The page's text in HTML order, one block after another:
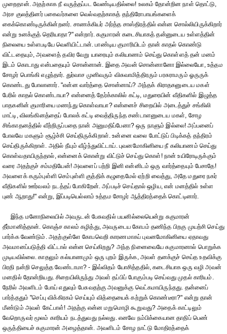
முறைதான். அதற்காக நீ வருத்தப்பட வேண்டியதில்லை! உலகம் தோன்றின நாள் தொட்டு,
அரச குலத்தினர் பகைவர்களை வெல்வதற்காகத் தந்திரோபாயங்களைக்
கைக்கொண்டிருக்கின்றனர். சாணக்கியர் அர்த்த சாஸ்திரத்தில் என்ன சொல்லியிருக்கிறார்
என்று உனக்குத் தெரியாதா?" என்றார். சுகுமாரன் கடைசியாகத் தன்னுடைய உள்ளத்தின்
நிலையை உள்ளபடியே வெளியிட்டான். பாண்டிய குமாரியிடம் தான் காதல் கொண்டு
விட்டதையும், அவளைத் தவிர வேறு யாரையும் கலியாணம் செய்து கொள்ளத் தன் மனம்
இடம் கொடாது என்பதையும் சொன்னான். இதை அவன் சொன்னானோ இல்லையோ, உத்தம
சோழர் பொங்கி எழுந்தார். துர்வாச முனிவரும் விசுவாமித்திரரும் பரசுராமரும் ஓருருக்
கொண்டது போலானார். "என்ன வார்த்தை சொன்னாய்? அந்தக் கிராதகனுடைய மகள்
பேரில் காதல் கொண்டாயா? என்னைத் தேர்க்காலில் கட்டி, மதுரையின் வீதிகளில் இழுத்த
பாதகனின் குமாரியை மணந்து கொள்வாயா? என்னைச் சிறையில் அடைத்துச் சங்கிலி
மாட்டி, விலங்கினத்தைப் போலக் கட்டி வைத்திருந்த சண்டாளனுடைய மகள், சோழ
சிங்காதனத்தில் வீற்றிருப்பதை நான் அனுமதிப்பேனா? ஒரு நாளும் இல்லை! அப்பனைப்
போலவே மகளும் சூழ்ச்சி செய்திருக்கிறாள். உன்னை வலை போட்டுப் பிடிக்கத் தந்திரம்
செய்திருக்கிறாள். அதில் நீயும் வீழ்ந்துவிட்டாய். புவனமோகினியை நீ கலியாணம் செய்து
கொள்வதாயிருந்தால், என்னைக் கொன்று விட்டுச் செய்து கொள்! நான் உயிரோடிருக்கும்
வரை அதற்குச் சம்மதியேன்! அவளைப் பற்றி இனி என்னிடம் ஒரு வார்த்தையும் பேசாதே!
அவளைக் கரும்புள்ளி செம்புள்ளி குத்திக் கழுதைமேல் ஏற்றி வைத்து, அதே மதுரை நகர்
வீதிகளில் ஊர்வலம் நடத்தப் போகிறேன். அப்படிச் செய்தால் ஒழிய, என் மனத்தில் உள்ள
புண் ஆறாது!" என்று, இப்படியெல்லாம் உத்தம சோழர் ஆத்திரத்தைக் கொட்டினார்.
இந்த மனோநிலையில் அவருடன் பேசுவதில் பயனில்லையென்று சுகுமாரன்
தீர்மானித்தான். கொஞ்ச காலம் கழித்து, அவருடைய கோபம் தணிந்த பிறகு முயற்சி செய்து
பார்க்க வேண்டும். அதற்குள்ளே கோபவெறி காரணமாகப் புவனமோகினியை ஏதாவது
அவமானப்படுத்தி விட்டால் என்ன செய்கிறது? அந்த நினைவையே சுகுமாரனால் பொறுக்க
முடியவில்லை. காதலும் கல்யாணமும் ஒரு புறம் இருக்க, அவள் தனக்குச் செய்த உதவிக்கு
பிரதி நன்றி செலுத்த வேண்டாமா? - இவ்விதம் யோசித்ததில், கடைசியாக ஒரு வழி அவன்
மனதில் தோன்றியது. சிறையிலிருந்து அவள் தப்பிப் போகும்படி செய்வது முதல் காரியம்.
நேரில் அவளிடம் போய் எதுவும் பேசுவதற்கு அவனுக்கு வெட்கமாயிருந்தது. தன்னைப்
பார்த்ததும் "செப்பு விக்கிரகம் செய்யும் வித்தையைக் கற்றுக் கொண்டீரா?" என்று தான்
மீண்டும் அவள் கேட்பாள்! அதற்கு என்ன மறுமொழி கூறுவது? அதைக் காட்டிலும்
வேறொருவர் மூலம் காரியம் நடத்துவது நல்லது. எனவே நம்பிக்கையான தாதிப் பெண்
ஒருத்தியைச் சுகுமாரன் அழைத்தான். அவளிடம் சோழ நாட்டு மோதிரத்தைக்